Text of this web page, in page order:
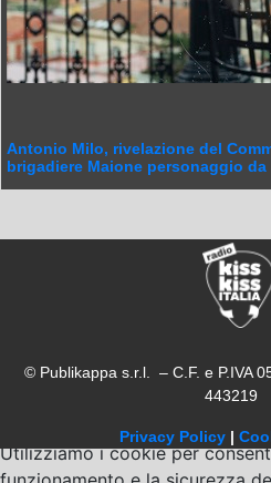
Antonio Milo, rivelazione del
brigadiere Maione personaggio da
© Publikappa s.r.l. – C.F. e P.IVA
443219
Privacy Policy |
Utilizziamo i cookie per